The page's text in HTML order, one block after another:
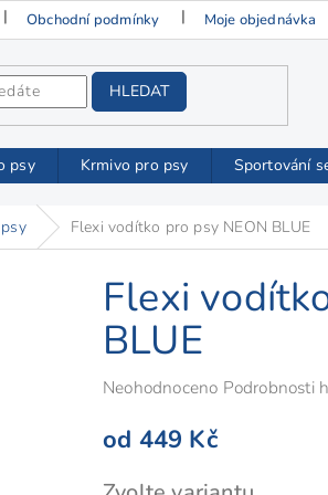
Obchodní podmínky Moje objednávka
HLEDAT
psy Krmivo pro psy Sportování
Flexi vodítko pro psy NEON BLUE
Flexi
BLUE
Průměrné
produktu
Neohodnoceno Podrobnosti
od 449 Kč
Měrná